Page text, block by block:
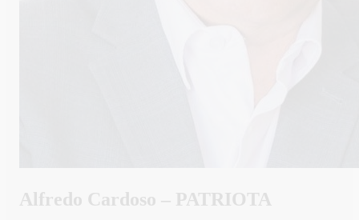
Alfredo Cardoso – PATRIOTA